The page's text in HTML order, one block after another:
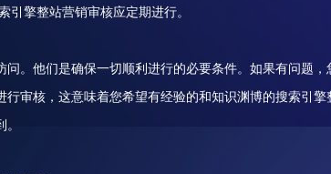
引擎整站营销审核应定期进行。
问。他们是确保一切顺利进行的必要条件。如果有问题
审核，这意味着您希望有经验的和知识渊博的搜索引擎